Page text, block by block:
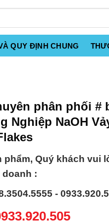
QUY ĐỊNH CHUNG
phân phối #
Nghiệp NaOH
phẩm, Quý khách vui
:
-